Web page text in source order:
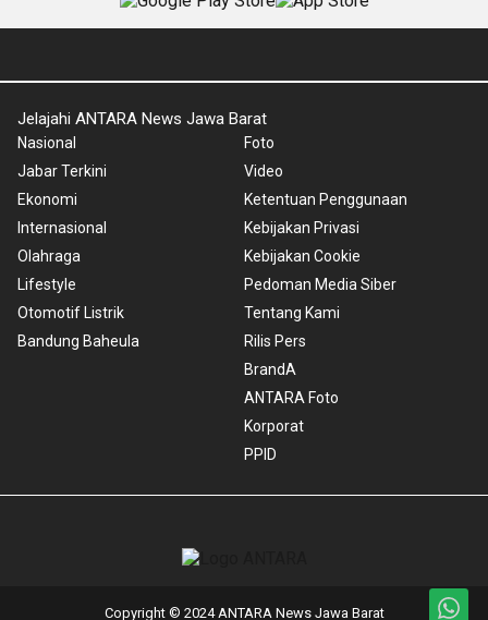
Jelajahi ANTARA News Jawa Barat
Nasional
Jabar Terkini
Ekonomi
Internasional
Olahraga
Lifestyle
Otomotif Listrik
Bandung Baheula
Foto
Video
Ketentuan Penggunaan
Kebijakan Privasi
Kebijakan Cookie
Pedoman Media Siber
Tentang Kami
Rilis Pers
BrandA
ANTARA Foto
Korporat
PPID
Copyright © 2024 ANTARA News Jawa Barat